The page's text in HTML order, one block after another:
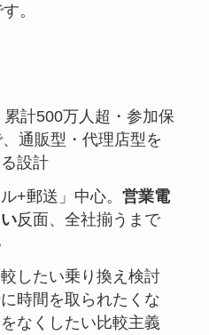
。
計500万人超・参加保
通販型・代理店型を
設計
+郵送」中心。 営業電
反面、全社揃うまで
したい乗り換え検討
時間を取られたくな
なくしたい比較主義